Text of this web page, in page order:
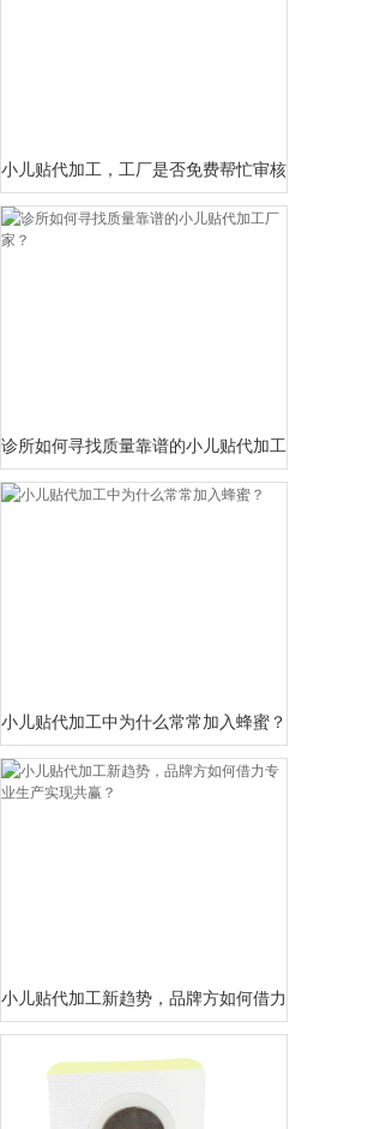
小儿贴代加工，工厂是否免费帮忙审核包装合规
诊所如何寻找质量靠谱的小儿贴代加工厂家？
小儿贴代加工中为什么常常加入蜂蜜？
小儿贴代加工新趋势，品牌方如何借力专业生产